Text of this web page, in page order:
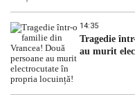
14:35
Tragedie
au murit